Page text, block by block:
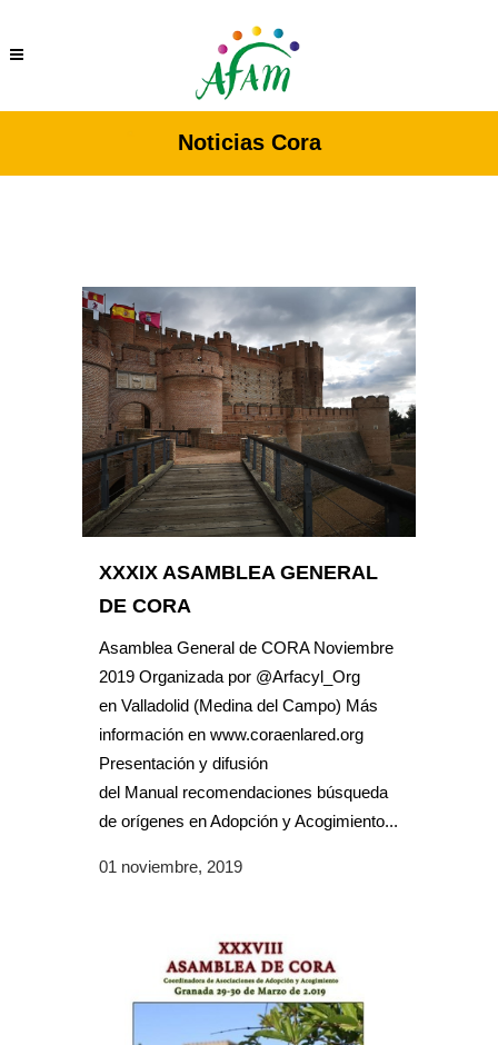
Noticias Cora
XXXIX ASAMBLEA GENERAL
DE CORA
Asamblea General de CORA Noviembre
2019 Organizada por @Arfacyl_Org
en Valladolid (Medina del Campo) Más
información en www.coraenlared.org
Presentación y difusión
del Manual recomendaciones búsqueda
de orígenes en Adopción y Acogimiento...
01 noviembre, 2019